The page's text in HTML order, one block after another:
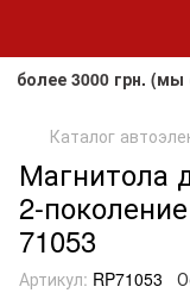
грн. (мы
Каталог
Магнитола
2-
71053
Артикул: RP71053